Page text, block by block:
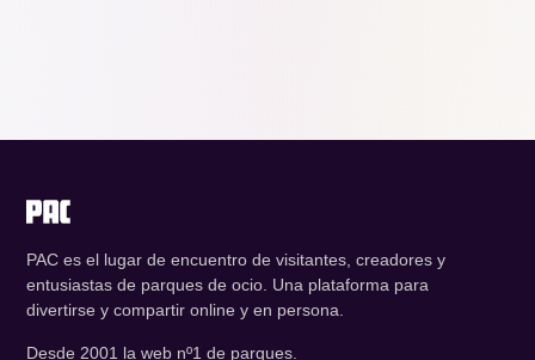
PAC es el lugar de encuentro de visitantes, creadores y
entusiastas de parques de ocio. Una plataforma para
divertirse y compartir online y en persona.
Desde 2001 la web nº1 de parques.